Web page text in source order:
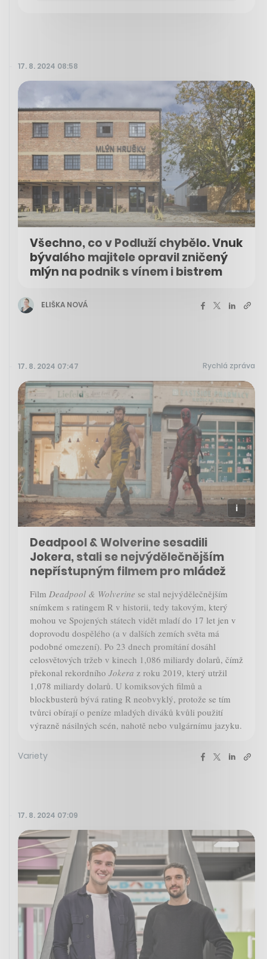
17. 8. 2024 08:58
Všechno, co v Podluží chybělo. Vnuk
bývalého majitele opravil zničený
mlýn na podnik s vínem i bistrem
ELIŠKA NOVÁ
17. 8. 2024 07:47 Rychlá zpráva
Deadpool & Wolverine sesadili
Jokera, stali se nejvýdělečnějším
nepřístupným filmem pro mládež
Film Deadpool & Wolverine se stal nejvýdělečnějším
snímkem s ratingem R v historii, tedy takovým, který
mohou ve Spojených státech vidět mladí do 17 let jen v
doprovodu dospělého (a v dalších zemích světa má
podobné omezení). Po 23 dnech promítání dosáhl
celosvětových tržeb v kinech 1,086 miliardy dolarů, čímž
překonal rekordního Jokera z roku 2019, který utržil
1,078 miliardy dolarů. U komiksových filmů a
blockbusterů bývá rating R neobvyklý, protože se tím
tvůrci obírají o peníze mladých diváků kvůli použití
výrazně násilných scén, nahotě nebo vulgárnímu jazyku.
Variety
17. 8. 2024 07:09